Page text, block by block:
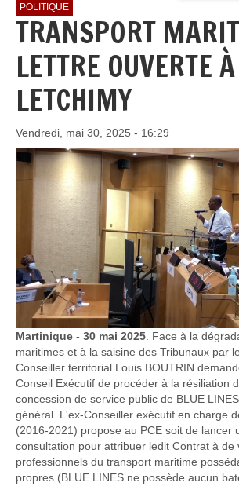
POLITIQUE
TRANSPORT
LETTRE OUVERTE
LETCHIMY
Vendredi, mai 30, 2025 - 16:29
Martinique - 30 mai 2025. Face à la
maritimes et à la saisine des Tribunaux par
Conseiller territorial Louis BOUTRIN
Conseil Exécutif de procéder à la résiliation
concession de service public de BLUE
général. L'ex-Conseiller exécutif en charge
(2016-2021) propose au PCE soit de lancer
consultation pour attribuer ledit Contrat à de
professionnels du transport maritime
propres (BLUE LINES ne possède aucun